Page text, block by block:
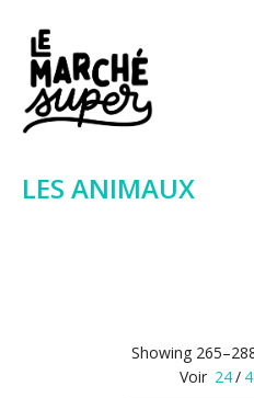
LES ANIMAUX
Showing
Voir 24/